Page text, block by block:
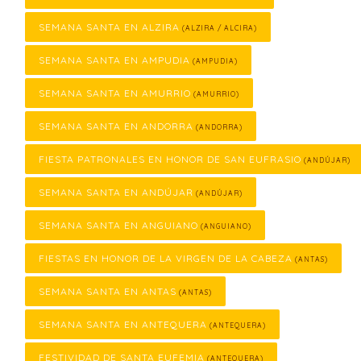
SEMANA SANTA EN ALZIRA (ALZIRA / ALCIRA)
SEMANA SANTA EN AMPUDIA (AMPUDIA)
SEMANA SANTA EN AMURRIO (AMURRIO)
SEMANA SANTA EN ANDORRA (ANDORRA)
FIESTA PATRONALES EN HONOR DE SAN EUFRASIO (ANDÚJAR)
SEMANA SANTA EN ANDÚJAR (ANDÚJAR)
SEMANA SANTA EN ANGUIANO (ANGUIANO)
FIESTAS EN HONOR DE LA VIRGEN DE LA CABEZA (ANTAS)
SEMANA SANTA EN ANTAS (ANTAS)
SEMANA SANTA EN ANTEQUERA (ANTEQUERA)
FESTIVIDAD DE SANTA EUFEMIA (ANTEQUERA)